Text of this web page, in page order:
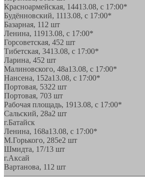
Красноармейская, 14413.08, с 17:00*
Будённовский, 1113.08, с 17:00*
Базарная, 11 2 шт
Ленина, 11913.08, с 17:00*
Горсоветская, 452 шт
Тибетская, 3413.08, с 17:00*
Ларина, 452 шт
Малиновского, 48а13.08, с 17:00*
Нансена, 152а13.08, с 17:00*
Портовая, 5322 шт
Портовая, 703 шт
Рабочая площадь, 1913.08, с 17:00*
Сальский, 28a2 шт
г.Батайск
Ленина, 168а13.08, с 17:00*
М.Горького, 285е2 шт
Шмидта, 17/13 шт
г.Аксай
Вартанова, 11 2 шт